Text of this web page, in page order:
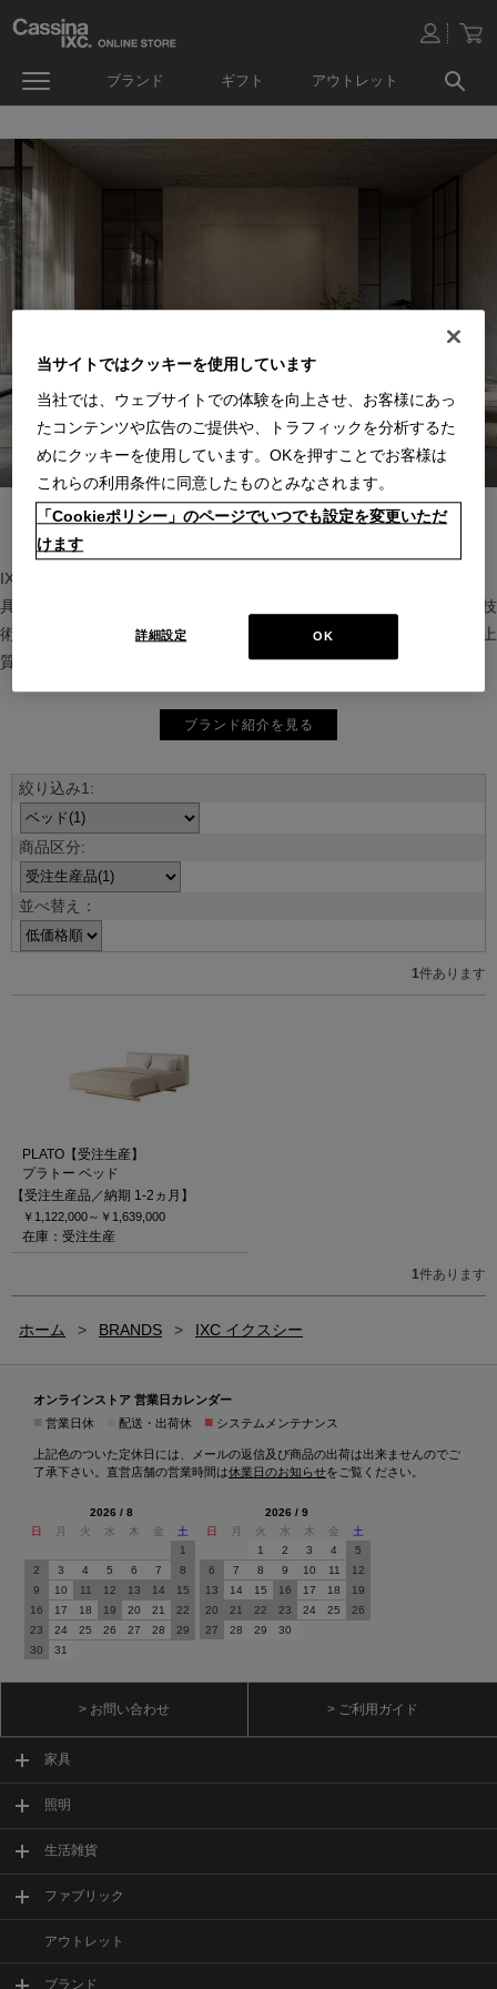
ブランド ギフト アウトレット
IXC（イクスシー）は、”Emotional Minimalism”を掲げるグローバル家
具ブランド。ヨーロッパの家具文化と日本の美意識を融合し、素材や技
術を活かした持続可能で洗練されたインテリアを提案。長く愛される上
質な暮らしを届けます。
ブランド紹介を見る
並べ替え：
1件あります
PLATO【受注生産】
プラトー ベッド
【受注生産品／納期 1-2ヵ月】
￥1,122,000～ ￥1,639,000
在庫：受注生産
1件あります
ホーム > BRANDS > IXC イクスシー
オンラインストア 営業日カレンダー
営業日休 配送・出荷休 ■ システムメンテナンス
上記色のついた定休日には、メールの返信及び商品の出荷は出来ませんのでご
了承下さい。直営店舗の営業時間は休業日のお知らせをご覧ください。
2026 / 8
日
月 火 水 木 金
土
1
2
3 4 5 6 7
8
9
10 11 12 13 14
15
16
17 18 19 20 21
22
23
24 25 26 27 28
29
30
31
2026 / 9
日
月 火 水 木 金
土
1
2 3 4
5
6
7 8 9 10 11
12
13
14 15 16 17 18
19
20
21 22 23 24 25
26
27
28 29 30
> お問い合わせ > ご利用ガイド
家具
照明
生活雑貨
ファブリック
アウトレット
ブランド
当サイトではクッキーを使用しています
当社では、ウェブサイトでの体験を向上させ、お客様にあっ
たコンテンツや広告のご提供や、トラフィックを分析するた
めにクッキーを使用しています。OKを押すことでお客様は
これらの利用条件に同意したものとみなされます。
「Cookieポリシー」のページでいつでも設定を変更いただ
けます
OK
詳細設定